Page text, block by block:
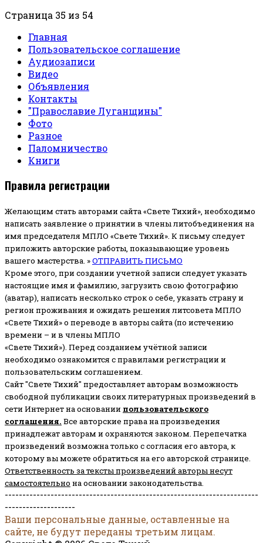
Страница 35 из 54
Главная
Пользовательское соглашение
Аудиозаписи
Видео
Объявления
Контакты
"Православие Луганщины"
Фото
Разное
Паломничество
Книги
Правила регистрации
Желающим стать авторами сайта «Свете Тихий», необходимо
написать заявление о принятии в члены литобъединения на
имя председателя МПЛО «Свете Тихий». К письму следует
приложить авторские работы, показывающие уровень
вашего мастерства. »ОТПРАВИТЬ ПИСЬМО
Кроме этого, при создании учетной записи следует указать
настоящие имя и фамилию, загрузить свою фотографию
(аватар), написать несколько строк о себе, указать страну и
регион проживания и ожидать решения литсовета МПЛО
«Свете Тихий» о переводе в авторы сайта (по истечению
времени – и в члены МПЛО
«Свете Тихий»). Перед созданием учётной записи
необходимо ознакомится с правилами регистрации и
пользовательским соглашением.
Сайт "Свете Тихий" предоставляет авторам возможность
свободной публикации своих литературных произведений в
сети Интернет на основании пользовательского
соглашения. Все авторские права на произведения
принадлежат авторам и охраняются законом. Перепечатка
произведений возможна только с согласия его автора, к
которому вы можете обратиться на его авторской странице.
Ответственность за тексты произведений авторы несут
самостоятельно на основании законодательства.
------------------------------------------------------------------------
--------------------
Ваши персональные данные, оставленные на
сайте, не будут переданы третьим лицам.